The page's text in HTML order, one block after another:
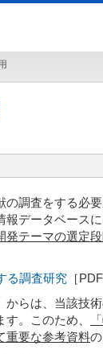
調査をする必
データベース
発テーマの選定
る調査研究 ［
らは、当該技
。このため、
重要な参考資料